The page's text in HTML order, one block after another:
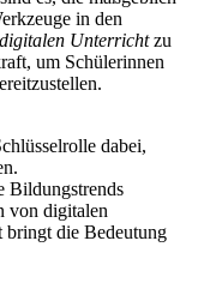
in den
Unterrichtzu
um Schülerinnen
dabei,
Bildungstrends
von digitalen
bringt die Bedeutung